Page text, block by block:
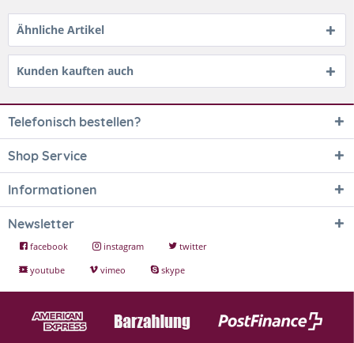
Ähnliche Artikel
Kunden kauften auch
Telefonisch bestellen?
Shop Service
Informationen
Newsletter
facebook instagram
twitter
youtube
vimeo skype